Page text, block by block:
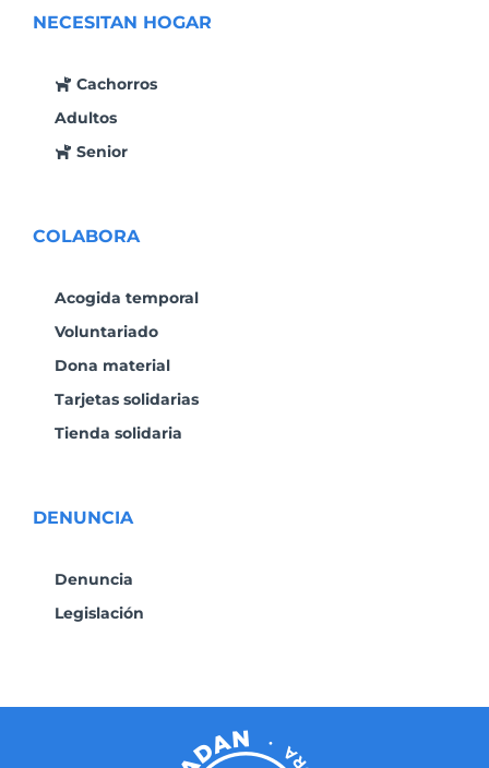
NECESITAN HOGAR
Cachorros
Adultos
Senior
COLABORA
Acogida temporal
Voluntariado
Dona material
Tarjetas solidarias
Tienda solidaria
DENUNCIA
Denuncia
Legislación